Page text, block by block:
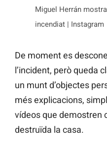
Miguel Herrán
incendiat | Instagram
De moment es
l’incident, però queda
un munt d’objectes
més explicacions,
vídeos que demostren
destruïda la casa.